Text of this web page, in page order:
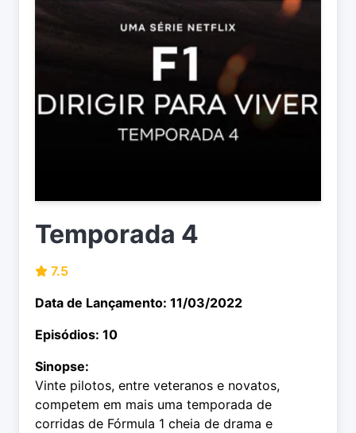
Temporada 4
7.5
Data de Lançamento: 11/03/2022
Episódios: 10
Sinopse:
Vinte pilotos, entre veteranos e novatos,
competem em mais uma temporada de
corridas de Fórmula 1 cheia de drama e